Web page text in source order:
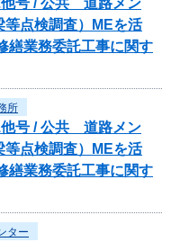
等点検調査）MEを活
繕業務委託工事に関す
所
他号 / 公共 道路メン
等点検調査）MEを活
繕業務委託工事に関す
ター